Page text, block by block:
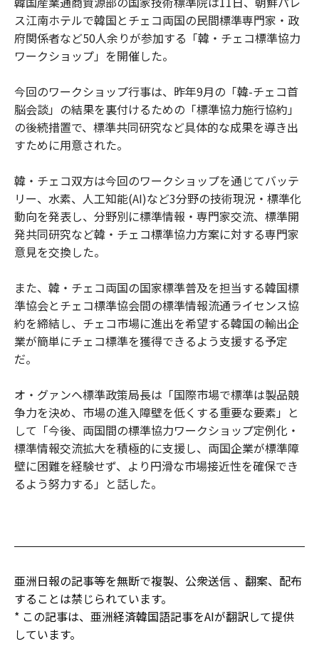
ス江南ホテルで韓国とチェコ両国の民間標準専門家・政
府関係者など50人余りが参加する「韓・チェコ標準協力
ワークショップ」を開催した。
今回のワークショップ行事は、昨年9月の「韓-チェコ首
脳会談」の結果を裏付けるための「標準協力施行協約」
の後続措置で、標準共同研究など具体的な成果を導き出
すために用意された。
韓・チェコ双方は今回のワークショップを通じてバッテ
リー、水素、人工知能(AI)など3分野の技術現況・標準化
動向を発表し、分野別に標準情報・専門家交流、標準開
発共同研究など韓・チェコ標準協力方案に対する専門家
意見を交換した。
また、韓・チェコ両国の国家標準普及を担当する韓国標
準協会とチェコ標準協会間の標準情報流通ライセンス協
約を締結し、チェコ市場に進出を希望する韓国の輸出企
業が簡単にチェコ標準を獲得できるよう支援する予定
だ。
オ・グァンヘ標準政策局長は「国際市場で標準は製品競
争力を決め、市場の進入障壁を低くする重要な要素」と
して「今後、両国間の標準協力ワークショップ定例化・
標準情報交流拡大を積極的に支援し、両国企業が標準障
壁に困難を経験せず、より円滑な市場接近性を確保でき
るよう努力する」と話した。
亜洲日報の記事等を無断で複製、公衆送信 、翻案、配布
することは禁じられています。
* この記事は、亜洲経済韓国語記事をAIが翻訳して提供
しています。